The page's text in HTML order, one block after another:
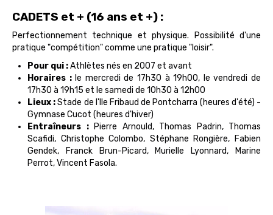
CADETS et + (16 ans et +) :
Perfectionnement technique et physique. Possibilité d'une
pratique "compétition" comme une pratique "loisir".
Pour qui :Athlètes nés en 2007 et avant
Horaires :le mercredi de 17h30 à 19h00, le vendredi de
17h30 à 19h15 et le samedi de 10h30 à 12h00
Lieux :Stade de l'Ile Fribaud de Pontcharra (heures d'été) -
Gymnase Cucot (heures d'hiver)
Entraîneurs : Pierre Arnould, Thomas Padrin, Thomas
Scafidi, Christophe Colombo, Stéphane Rongière, Fabien
Gendek, Franck Brun-Picard, Murielle Lyonnard, Marine
Perrot, Vincent Fasola.